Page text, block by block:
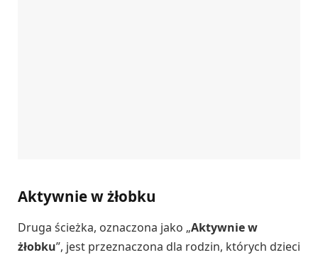
Aktywnie w żłobku
Druga ścieżka, oznaczona jako „Aktywnie w
żłobku”, jest przeznaczona dla rodzin, których dzieci